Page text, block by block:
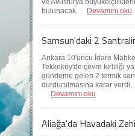
ve Avusturya
bulunacak.
Devamını oku
Samsun'daki 2
Ankara 10'uncu İdare
Tekkeköy'de çevre kirliliği
gündeme gelen 2 termik
durdurulmasına karar verdi.
Devamını oku
Aliağa'da Havadaki